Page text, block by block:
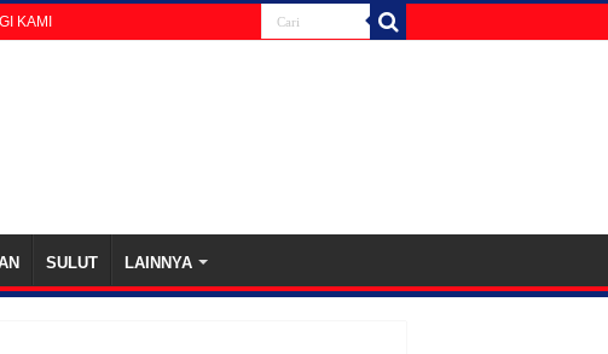
KAMI
SULUT LAINNYA